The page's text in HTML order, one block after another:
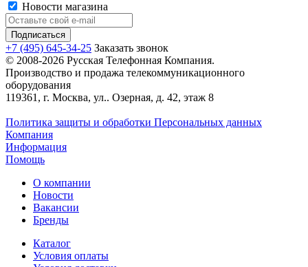
Новости магазина
+7 (495) 645-34-25 Заказать звонок
© 2008-2026 Русская Телефонная Компания.
Производство и продажа телекоммуникационного
оборудования
119361, г. Москва, ул.. Озерная, д. 42, этаж 8
Политика защиты и обработки Персональных данных
Компания
Информация
Помощь
О компании
Новости
Вакансии
Бренды
Каталог
Условия оплаты